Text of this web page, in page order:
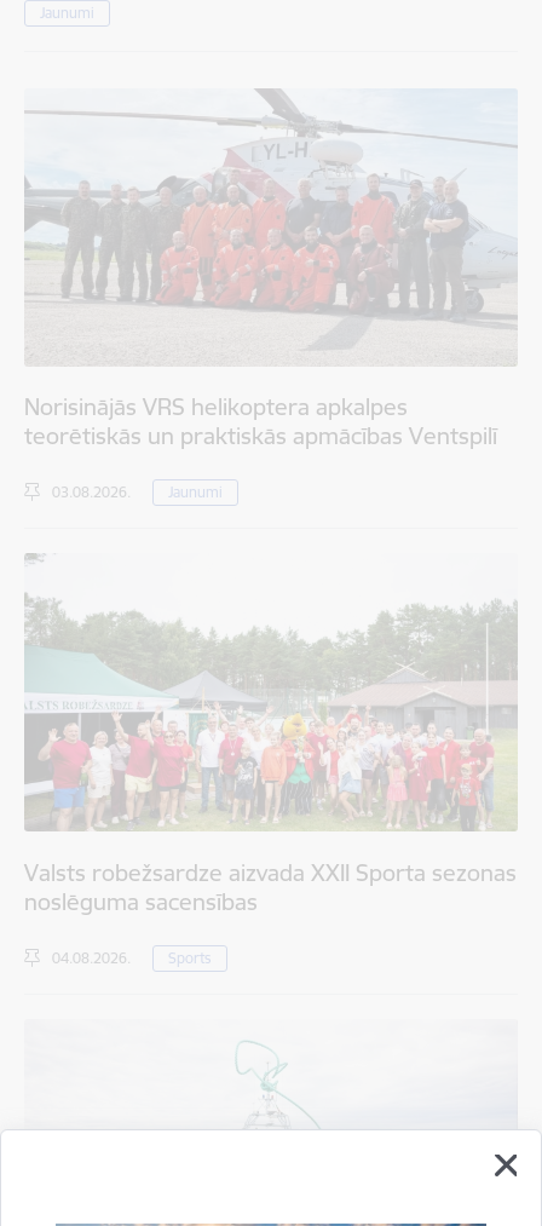
Jaunumi
Norisinājās VRS helikoptera apkalpes
teorētiskās un praktiskās apmācības Ventspilī
03.08.2026. Jaunumi
Valsts robežsardze aizvada XXII Sporta sezonas
noslēguma sacensības
04.08.2026. Sports